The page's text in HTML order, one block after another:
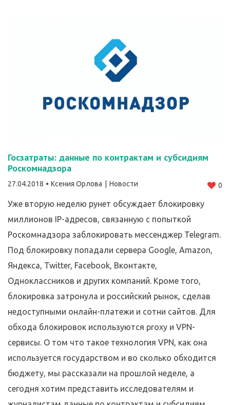
Госзатраты: данные по контрактам и субсидиям
Роскомнадзора
27.04.2018 Ксения Орлова Новости 0
Уже вторую неделю рунет обсуждает блокировку
миллионов IP-адресов, связанную с попыткой
Роскомнадзора заблокировать мессенджер Telegram.
Под блокировку попадали сервера Google, Amazon,
Яндекса, Twitter, Facebook, Вконтакте,
Одноклассников и других компаний. Кроме того,
блокировка затронула и российский рынок, сделав
недоступными онлайн-платежи и сотни сайтов. Для
обхода блокировок используются proxy и VPN-
сервисы. О том что такое технология VPN, как она
используется государством и во сколько обходится
бюджету, мы рассказали на прошлой неделе, а
сегодня хотим представить исследователям и